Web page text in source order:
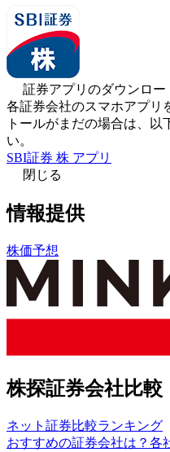
証券アプリのダウンロー
各証券会社のスマホアプリ
トールがまだの場合は、以
い。
SBI証券 株 アプリ
閉じる
情報提供
株価予想
株探証券会社比較
ネット証券比較ランキング
おすすめの証券会社は？各